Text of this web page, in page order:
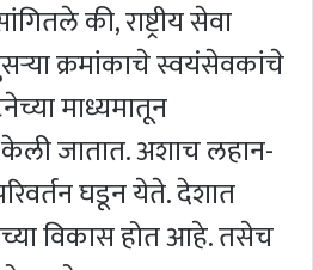
की, राष्ट्रीय सेवा
क्रमांकाचे स्वयंसेवकांचे
माध्यमातून
केली जातात. अशाच लहान-
घडून येते. देशात
विकास होत आहे. तसेच